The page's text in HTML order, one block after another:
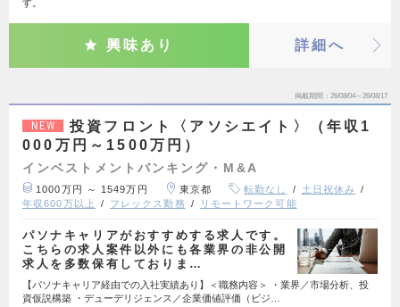
す。
興味あり 詳細へ
掲載期間 26/08/04～26/08/17
NEW
投資フロント〈アソシエイト〉（年収1
000万円～1500万円）
インベストメントバンキング・M&A
1000万円 ～ 1549万円 東京都 転勤なし
土日祝休み
年収600万以上
フレックス勤務 リモートワーク可能
パソナキャリアがおすすめする求人です。
こちらの求人案件以外にも各業界の非公開
求人を多数保有しておりま…
【パソナキャリア経由での入社実績あり】＜職務内容＞ ・業界／市場分析、投
資仮説構築 ・デューデリジェンス／企業価値評価（ビジ…